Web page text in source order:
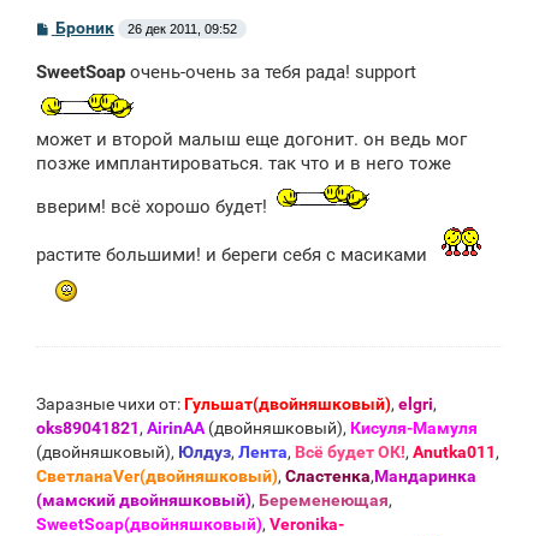
С
б
е
и
е
Броник 26 дек 2011, 09:52
SweetSoap очень-очень за тебя рада! support
может и второй малыш еще догонит. он ведь мог
позже имплантироваться. так что и в него тоже
вверим! всё хорошо будет!
растите большими! и береги себя с масиками
Заразные чихи от:Гульшат(двойняшковый), elgri,
oks89041821, AirinAA (двойняшковый), Кисуля-Мамуля
(двойняшковый), Юлдуз, Лента, Всё будет ОК!, Anutka011,
СветланаVer(двойняшковый), Сластенка,Мандаринка
(мамский двойняшковый), Беременеющая,
SweetSoap(двойняшковый), Veronika-